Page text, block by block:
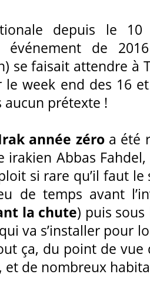
depuis le 10
événement de
se faisait attendre à
le week end des 16
aucun prétexte !
année zéroa été
irakien Abbas
si rare qu’il faut
de temps avant
la chute) puis sous
va s’installer pour
ça, du point de vue
et de nombreux